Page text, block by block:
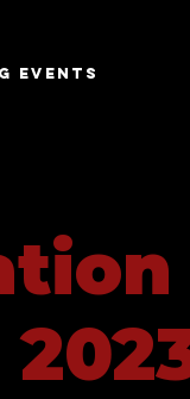
Events